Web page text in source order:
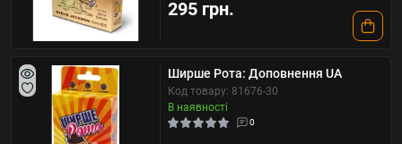
295 грн.
Ширше Рота: Доповнення UA
Код товару: 81676-30
В наявності
0